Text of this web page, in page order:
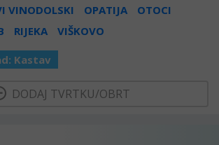
VINODOLSKI OPATIJA
OTOCI
RIJEKA VIŠKOVO
Kastav
DODAJ TVRTKU/OBRT